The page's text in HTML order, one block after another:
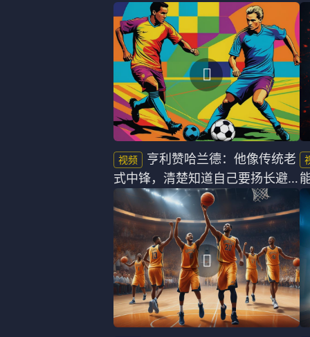
第一球
亨利赞哈兰德：他像传统老
式中锋，清楚知道自己要扬长避